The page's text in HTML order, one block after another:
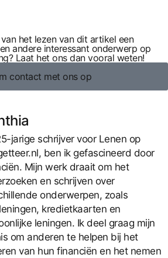
het lezen van dit artikel een
andere interessant onderwerp op
Laat het ons dan vooral weten!
contact met ons op
jarige schrijver voor Lenen op
ben ik gefascineerd door
Mijn werk draait om het
en schrijven over
onderwerpen, zoals
kredietkaarten en
leningen. Ik deel graag mijn
om anderen te helpen bij het
van hun financiën en het nemen